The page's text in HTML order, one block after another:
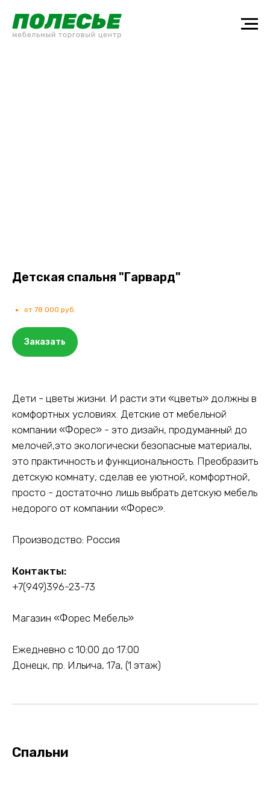
Детская спальня "Гарвард"
от 78 000 руб.
Заказать
Дети - цветы жизни. И расти эти «цветы» должны в
комфортных условиях. Детские от мебельной
компании «Форес» - это дизайн, продуманный до
мелочей,это экологически безопасные материалы,
это практичность и функциональность. Преобразить
детскую комнату, сделав ее уютной, комфортной,
просто - достаточно лишь выбрать детскую мебель
недорого от компании «Форес».
Производство: Россия
Контакты:
+7(949)396-23-73
Магазин «Форес Мебель»
Ежедневно с 10:00 до 17:00
Донецк, пр. Ильича, 17а, (1 этаж)
Спальни